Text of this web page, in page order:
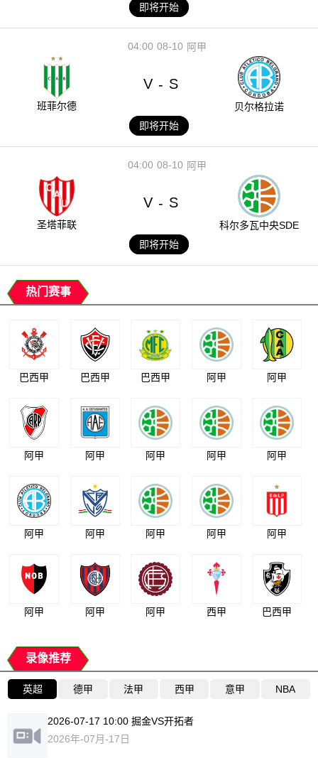
即将开始
08-10
04:00 阿甲
班菲尔德
V - S
贝尔格拉诺
即将开始
08-10
04:00 阿甲
圣塔菲联
V - S
科尔多瓦中央SDE
即将开始
热门赛事
巴西甲 巴西甲 巴西甲 阿甲 阿甲
阿甲 阿甲 阿甲 阿甲 阿甲
阿甲 阿甲 阿甲 阿甲 阿甲
阿甲 阿甲 阿甲 西甲 巴西甲
录像推荐
英超 德甲 法甲 西甲 意甲 NBA
2026-07-17 10:00 掘金VS开拓者
2026年-07月-17日